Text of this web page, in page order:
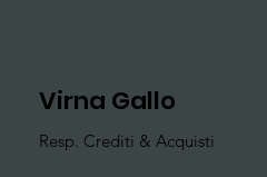
Virna Gallo
Resp. Crediti & Acquisti